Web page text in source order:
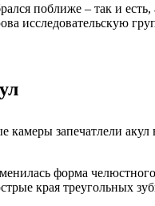
поближе – так и
исследовательскую
камеры запечатлели
форма
края треугольных